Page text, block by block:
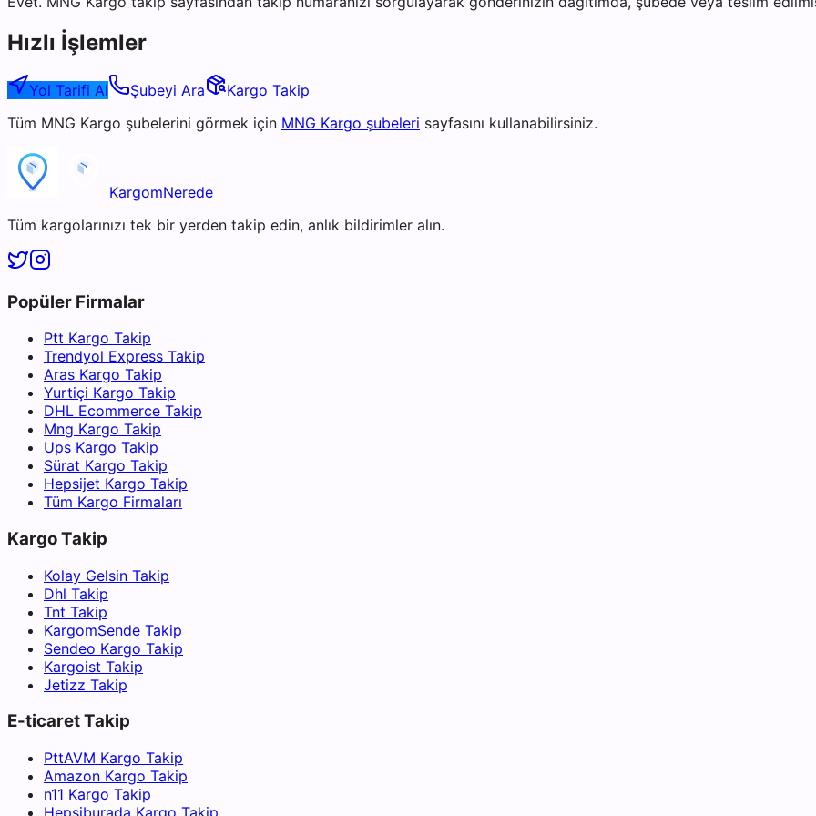
Hızlı İşlemler
Yol Tarifi Al Şubeyi Ara
Kargo Takip
Tüm MNG Kargo şubelerini görmek için MNG Kargo şubeleri sayfasını kullanabilirsiniz.
KargomNerede
Tüm kargolarınızı tek bir yerden takip edin, anlık bildirimler alın.
Popüler Firmalar
Ptt Kargo Takip
Trendyol Express Takip
Aras Kargo Takip
Yurtiçi Kargo Takip
DHL Ecommerce Takip
Mng Kargo Takip
Ups Kargo Takip
Sürat Kargo Takip
Hepsijet Kargo Takip
Tüm Kargo Firmaları
Kargo Takip
Kolay Gelsin Takip
Dhl Takip
Tnt Takip
KargomSende Takip
Sendeo Kargo Takip
Kargoist Takip
Jetizz Takip
E-ticaret Takip
PttAVM Kargo Takip
Amazon Kargo Takip
n11 Kargo Takip